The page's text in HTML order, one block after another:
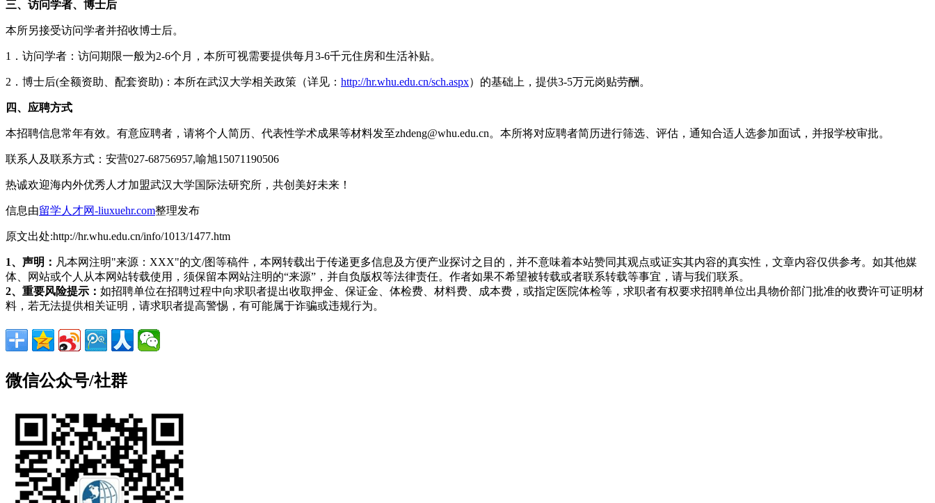
三、访问学者、博士后
本所另接受访问学者并招收博士后。
1．访问学者：访问期限一般为2-6个月，本所可视需要提供每月3-6千元住房和生活补贴。
2．博士后(全额资助、配套资助)：本所在武汉大学相关政策（详见： http://hr.whu.edu.cn/sch.aspx）的基础上，提供3-5万元岗贴劳酬。
四、应聘方式
本招聘信息常年有效。有意应聘者，请将个人简历、代表性学术成果等材料发至zhdeng@whu.edu.cn。本所将对应聘者简历进行筛选、评估，通知合适人选参加面试，并报学校审批。
联系人及联系方式：安营027-68756957,喻旭15071190506
热诚欢迎海内外优秀人才加盟武汉大学国际法研究所，共创美好未来！
信息由留学人才网-liuxuehr.com整理发布
原文出处:http://hr.whu.edu.cn/info/1013/1477.htm
1、声明： 凡本网注明"来源：XXX"的文/图等稿件，本网转载出于传递更多信息及方便产业探讨之目的，并不意味着本站赞同其观点或证实其内容的真实性，文章内容仅供参考。如其他媒
体、网站或个人从本网站转载使用，须保留本网站注明的“来源”，并自负版权等法律责任。作者如果不希望被转载或者联系转载等事宜，请与我们联系。
2、重要风险提示： 如招聘单位在招聘过程中向求职者提出收取押金、保证金、体检费、材料费、成本费，或指定医院体检等，求职者有权要求招聘单位出具物价部门批准的收费许可证明材
料，若无法提供相关证明，请求职者提高警惕，有可能属于诈骗或违规行为。
微信公众号/社群